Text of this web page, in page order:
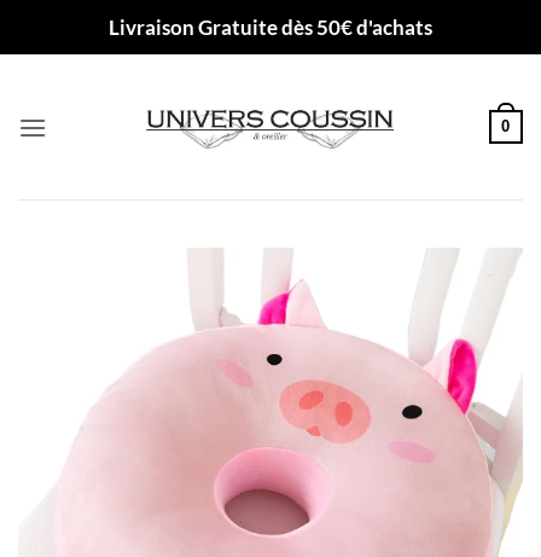
Livraison Gratuite dès 50€ d'achats
0